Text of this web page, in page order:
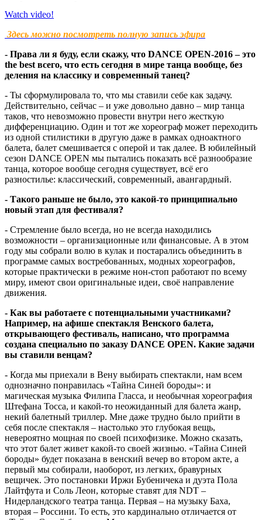
Watch video!
Здесь можно посмотреть полную запись эфира
- Права ли я буду, если скажу, что DANCE OPEN-2016 – это
the best всего, что есть сегодня в мире танца вообще, без
деления на классику и современный танец?
- Ты сформулировала то, что мы ставили себе как задачу.
Действительно, сейчас – и уже довольно давно – мир танца
таков, что невозможно провести внутри него жесткую
дифференциацию. Один и тот же хореограф может переходить
из одной стилистики в другую даже в рамках одноактного
балета, балет смешивается с оперой и так далее. В юбилейный
сезон DANCE OPEN мы пытались показать всё разнообразие
танца, которое вообще сегодня существует, всё его
разностилье: классический, современный, авангардный.
- Такого раньше не было, это какой-то принципиально
новый этап для фестиваля?
- Стремление было всегда, но не всегда находились
возможности – организационные или финансовые. А в этом
году мы собрали волю в кулак и постарались объединить в
программе самых востребованных, модных хореографов,
которые практически в режиме нон-стоп работают по всему
миру, имеют свои оригинальные идеи, своё направление
движения.
- Как вы работаете с потенциальными участниками?
Например, на афише спектакля Венского балета,
открывающего фестиваль, написано, что программа
создана специально по заказу DANCE OPEN. Какие задачи
вы ставили венцам?
- Когда мы приехали в Вену выбирать спектакли, нам всем
однозначно понравилась «Тайна Синей бороды»: и
магическая музыка Филипа Гласса, и необычная хореография
Штефана Тосса, и какой-то неожиданный для балета жанр,
некий балетный триллер. Мне даже трудно было прийти в
себя после спектакля – настолько это глубокая вещь,
невероятно мощная по своей психофизике. Можно сказать,
что этот балет живет какой-то своей жизнью. «Тайна Синей
бороды» будет показана в венский вечер во втором акте, а
первый мы собирали, наоборот, из легких, бравурных
вещичек. Это постановки Иржи Бубеничека и дуэта Пола
Лайтфута и Соль Леон, которые ставят для NDT –
Нидерландского театра танца. Первая – на музыку Баха,
вторая – Россини. То есть, это кардинально отличается от